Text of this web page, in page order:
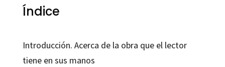
Índice
Introducción. Acerca de la obra que el lector
tiene en sus manos